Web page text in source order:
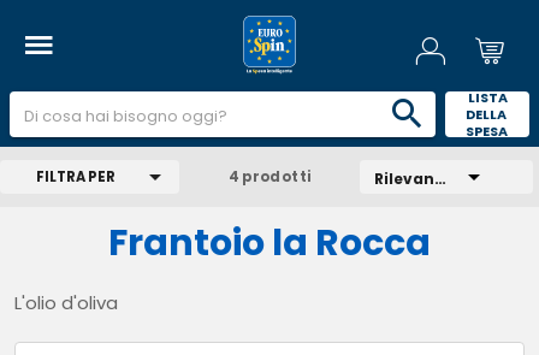
LISTA
DELLA
SPESA
FILTRA PER 4 prodotti Rilevanza
Frantoio la Rocca
L'olio d'oliva